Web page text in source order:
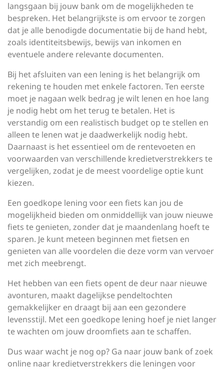
langsgaan bij jouw bank om de mogelijkheden te
bespreken. Het belangrijkste is om ervoor te zorgen
dat je alle benodigde documentatie bij de hand hebt,
zoals identiteitsbewijs, bewijs van inkomen en
eventuele andere relevante documenten.
Bij het afsluiten van een lening is het belangrijk om
rekening te houden met enkele factoren. Ten eerste
moet je nagaan welk bedrag je wilt lenen en hoe lang
je nodig hebt om het terug te betalen. Het is
verstandig om een realistisch budget op te stellen en
alleen te lenen wat je daadwerkelijk nodig hebt.
Daarnaast is het essentieel om de rentevoeten en
voorwaarden van verschillende kredietverstrekkers te
vergelijken, zodat je de meest voordelige optie kunt
kiezen.
Een goedkope lening voor een fiets kan jou de
mogelijkheid bieden om onmiddellijk van jouw nieuwe
fiets te genieten, zonder dat je maandenlang hoeft te
sparen. Je kunt meteen beginnen met fietsen en
genieten van alle voordelen die deze vorm van vervoer
met zich meebrengt.
Het hebben van een fiets opent de deur naar nieuwe
avonturen, maakt dagelijkse pendeltochten
gemakkelijker en draagt bij aan een gezondere
levensstijl. Met een goedkope lening hoef je niet langer
te wachten om jouw droomfiets aan te schaffen.
Dus waar wacht je nog op? Ga naar jouw bank of zoek
online naar kredietverstrekkers die leningen voor